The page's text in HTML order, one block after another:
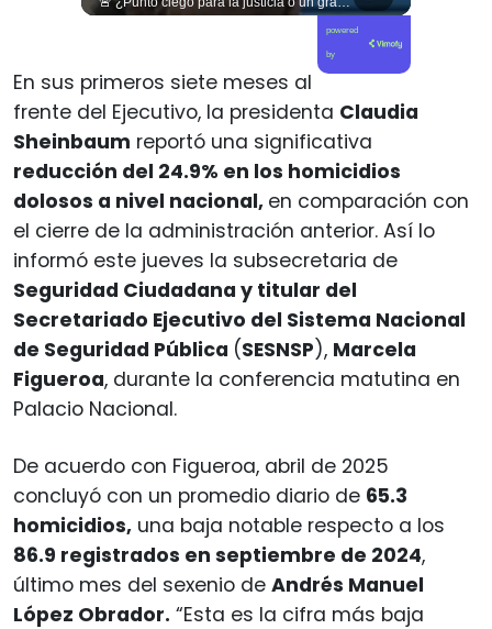
powered
by
En sus primeros siete meses al
frente del Ejecutivo, la presidenta Claudia
Sheinbaum reportó una significativa
reducción del 24.9% en los homicidios
dolosos a nivel nacional, en comparación con
el cierre de la administración anterior. Así lo
informó este jueves la subsecretaria de
Seguridad Ciudadana y titular del
Secretariado Ejecutivo del Sistema Nacional
de Seguridad Pública (SESNSP), Marcela
Figueroa, durante la conferencia matutina en
Palacio Nacional.
De acuerdo con Figueroa, abril de 2025
concluyó con un promedio diario de 65.3
homicidios, una baja notable respecto a los
86.9 registrados en septiembre de 2024,
último mes del sexenio de Andrés Manuel
López Obrador. “Esta es la cifra más baja